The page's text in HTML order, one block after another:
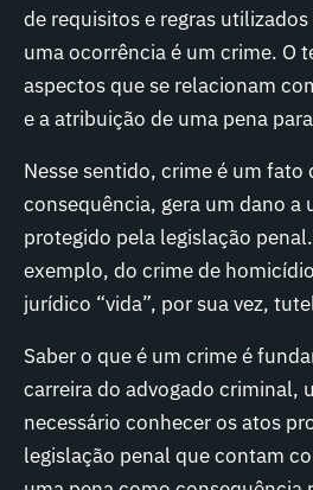
de requisitos e regras
uma ocorrência é um crime. O
aspectos que se relacionam
e a atribuição de uma pena
Nesse sentido, crime é um fato
consequência, gera um dano a
protegido pela legislação
exemplo, do crime de
jurídico “vida”, por sua vez,
Saber o que é um crime é
carreira do advogado criminal,
necessário conhecer os atos
legislação penal que contam